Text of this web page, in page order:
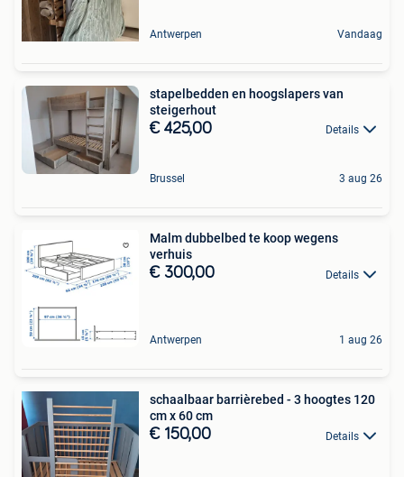
Antwerpen Vandaag
stapelbedden en hoogslapers van
steigerhout
€ 425,00 Details
Brussel 3 aug 26
Malm dubbelbed te koop wegens
verhuis
€ 300,00 Details
Antwerpen 1 aug 26
schaalbaar barrièrebed - 3 hoogtes 120
cm x 60 cm
€ 150,00 Details